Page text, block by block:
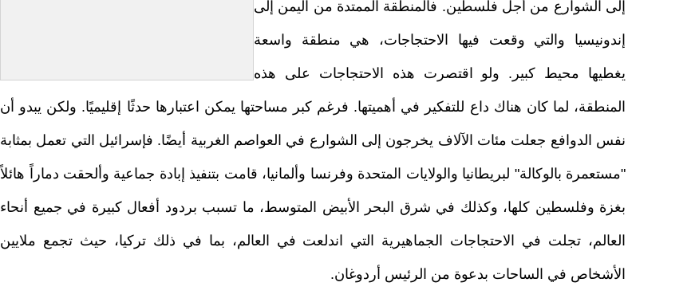
إلى الشوارع من أجل فلسطين. فالمنطقة الممتدة من اليمن إلى
إندونيسيا والتي وقعت فيها الاحتجاجات، هي منطقة واسعة
يغطيها محيط كبير. ولو اقتصرت هذه الاحتجاجات على هذه
المنطقة، لما كان هناك داع للتفكير في أهميتها. فرغم كبر مساحتها يمكن اعتبارها حدثًا إقليميًا. ولكن يبدو أن
نفس الدوافع جعلت مئات الآلاف يخرجون إلى الشوارع في العواصم الغربية أيضًا. فإسرائيل التي تعمل بمثابة
"مستعمرة بالوكالة" لبريطانيا والولايات المتحدة وفرنسا وألمانيا، قامت بتنفيذ إبادة جماعية وألحقت دماراً هائلاً
بغزة وفلسطين كلها، وكذلك في شرق البحر الأبيض المتوسط، ما تسبب بردود أفعال كبيرة في جميع أنحاء
العالم، تجلت في الاحتجاجات الجماهيرية التي اندلعت في العالم، بما في ذلك تركيا، حيث تجمع ملايين
الأشخاص في الساحات بدعوة من الرئيس أردوغان.